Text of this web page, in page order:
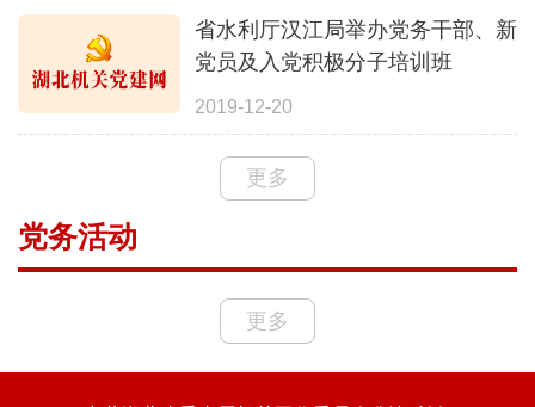
省水利厅汉江局举办党务干部、新
党员及入党积极分子培训班
2019-12-20
更多
党务活动
更多